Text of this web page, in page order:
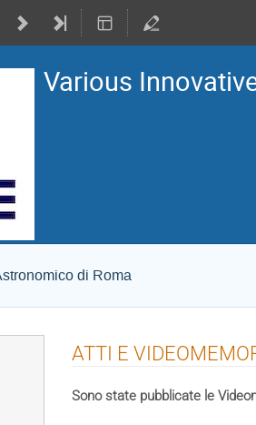
Various
di Roma
ATTI E
Sono state pubblicate le